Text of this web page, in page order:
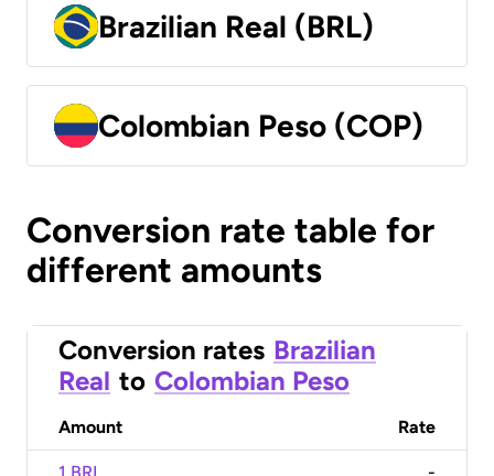
Brazilian Real (BRL)
Colombian Peso (COP)
Conversion rate table for
different amounts
Conversion rates Brazilian
Real to Colombian Peso
Amount Rate